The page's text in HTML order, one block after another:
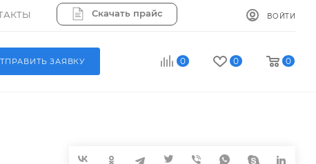
Скачать прайс ВОЙТИ
0 0 0
ЗАЯВКУ